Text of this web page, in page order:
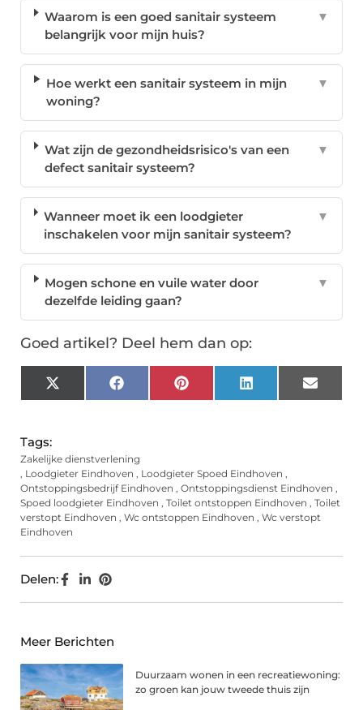
Waarom is een goed sanitair systeem
belangrijk voor mijn huis?
▼
Hoe werkt een sanitair systeem in mijn
woning?
▼
Wat zijn de gezondheidsrisico's van een
defect sanitair systeem?
▼
Wanneer moet ik een loodgieter
inschakelen voor mijn sanitair systeem?
▼
Mogen schone en vuile water door
dezelfde leiding gaan?
▼
Goed artikel? Deel hem dan op:
X
(Twitter)
FacebookPinterest LinkedIn Email
Tags:
Zakelijke dienstverlening
, Loodgieter Eindhoven , Loodgieter Spoed Eindhoven ,
Ontstoppingsbedrijf Eindhoven , Ontstoppingsdienst Eindhoven ,
Spoed loodgieter Eindhoven , Toilet ontstoppen Eindhoven , Toilet
verstopt Eindhoven , Wc ontstoppen Eindhoven , Wc verstopt
Eindhoven
Delen:
Meer Berichten
Duurzaam wonen in een recreatiewoning:
zo groen kan jouw tweede thuis zijn